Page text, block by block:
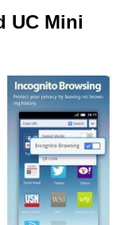
UC Mini